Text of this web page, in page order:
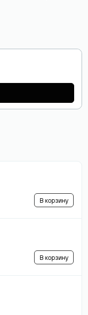
В корзину
В корзину